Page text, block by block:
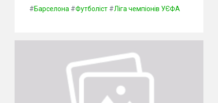
#Барселона #Футболіст #Ліга чемпіонів УЄФА